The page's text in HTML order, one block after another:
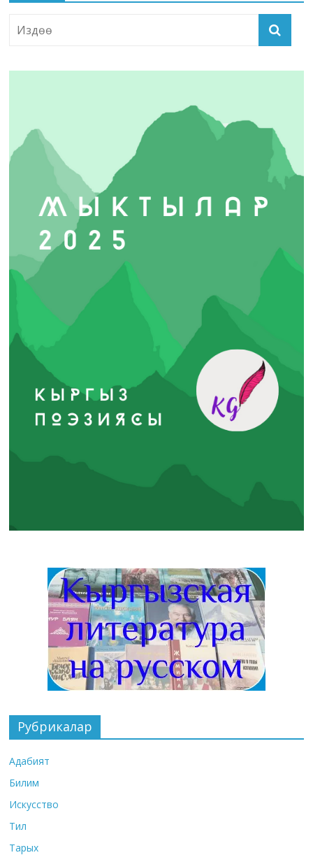
Рубрикалар
Адабият
Билим
Искусство
Тил
Тарых